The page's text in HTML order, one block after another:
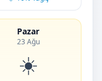
Pazar
23 Ağu
☀️